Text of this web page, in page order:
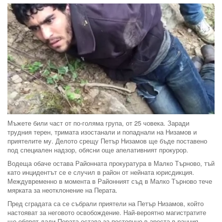
Мъжете били част от по-голяма група, от 25 човека. Заради
трудния терен, тримата изостанали и попаднали на Низамов и
приятелите му. Делото срещу Петър Низамов ще бъде поставено
под специален надзор, обясни още апелативният прокурор.
Водеща обаче остава Районната прокуратура в Малко Търново, тъй
като инцидентът се е случил в район от нейната юрисдикция.
Междувременно в момента в Районният съд в Малко Търново тече
мярката за неотклонение на Перата.
Пред сградата са се събрали приятели на Петър Низамов, който
настояват за неговото освобождение. Най-вероятно магистратите